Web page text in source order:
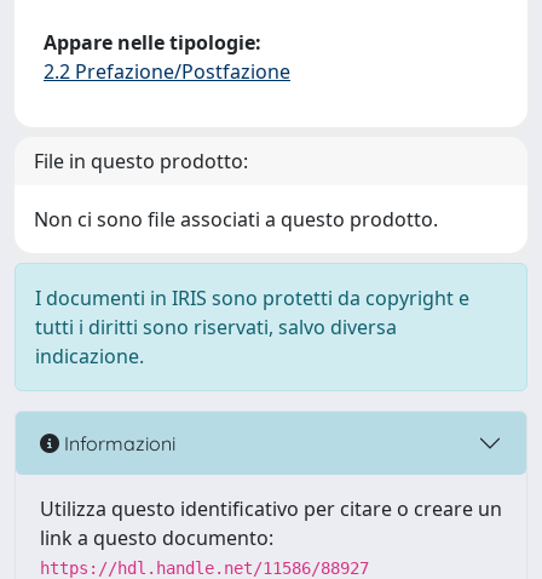
Appare nelle tipologie:
2.2 Prefazione/Postfazione
File in questo prodotto:
Non ci sono file associati a questo prodotto.
I documenti in IRIS sono protetti da copyright e
tutti i diritti sono riservati, salvo diversa
indicazione.
Informazioni
Utilizza questo identificativo per citare o creare un
link a questo documento:
https://hdl.handle.net/11586/88927